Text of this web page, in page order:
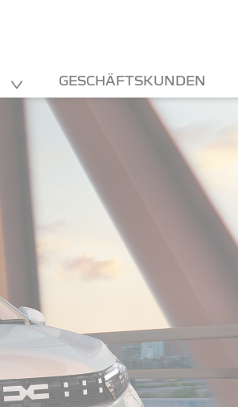
GESCHÄFTSKUNDEN